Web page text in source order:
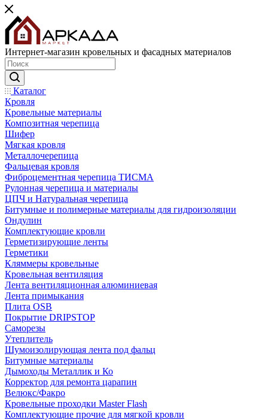
Интернет-магазин кровельных и фасадных материалов
Каталог
Кровля
Кровельные материалы
Композитная черепица
Шифер
Мягкая кровля
Металлочерепица
Фальцевая кровля
Фиброцементная черепица ТИСМА
Рулонная черепица и материалы
ЦПЧ и Натуральная черепица
Битумные и полимерные материалы для гидроизоляции
Ондулин
Комплектующие кровли
Герметизирующие ленты
Герметики
Кляммеры кровельные
Кровельная вентиляция
Лента вентиляционная алюминиевая
Лента примыкания
Плита OSB
Покрытие DRIPSTOP
Саморезы
Утеплитель
Шумоизолирующая лента под фальц
Битумные материалы
Дымоходы Металлик и Ко
Корректор для ремонта царапин
Велюкс/Факро
Кровельные проходки Master Flash
Комплектующие прочие для мягкой кровли